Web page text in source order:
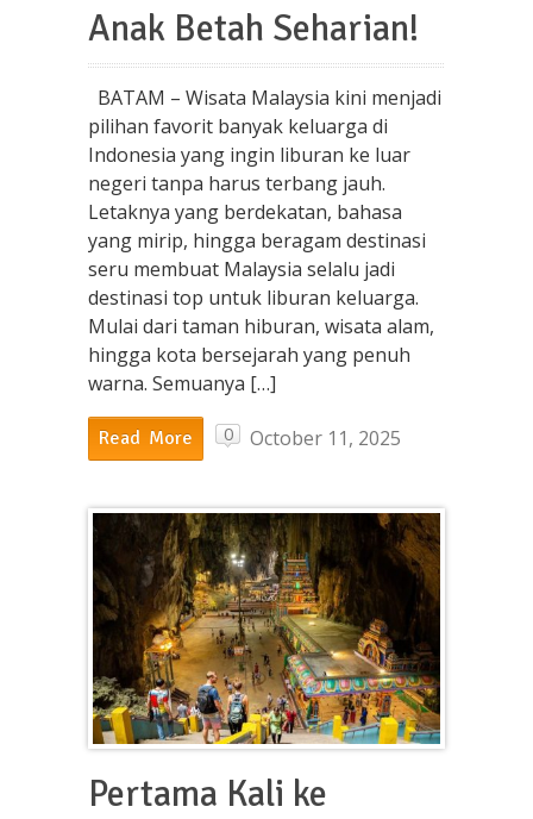
Anak Betah Seharian!
BATAM – Wisata Malaysia kini menjadi
pilihan favorit banyak keluarga di
Indonesia yang ingin liburan ke luar
negeri tanpa harus terbang jauh.
Letaknya yang berdekatan, bahasa
yang mirip, hingga beragam destinasi
seru membuat Malaysia selalu jadi
destinasi top untuk liburan keluarga.
Mulai dari taman hiburan, wisata alam,
hingga kota bersejarah yang penuh
warna. Semuanya […]
Read More 0 October 11, 2025
Pertama Kali ke